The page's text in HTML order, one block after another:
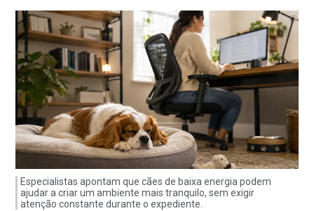
Especialistas apontam que cães de baixa energia podem
ajudar a criar um ambiente mais tranquilo, sem exigir
atenção constante durante o expediente.